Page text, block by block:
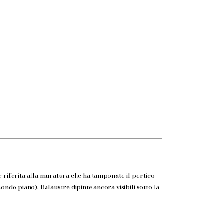
riferita alla muratura che ha tamponato il portico
piano). Balaustre dipinte ancora visibili sotto la